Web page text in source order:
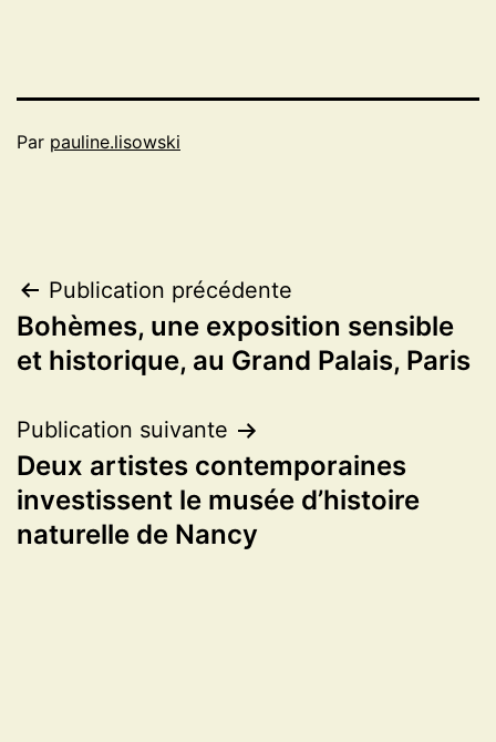
Par pauline.lisowski
Navigation
de
Publication précédente
Bohèmes, une exposition sensible
et historique, au Grand Palais, Paris
Publication suivante
Deux artistes contemporaines
investissent le musée d’histoire
naturelle de Nancy